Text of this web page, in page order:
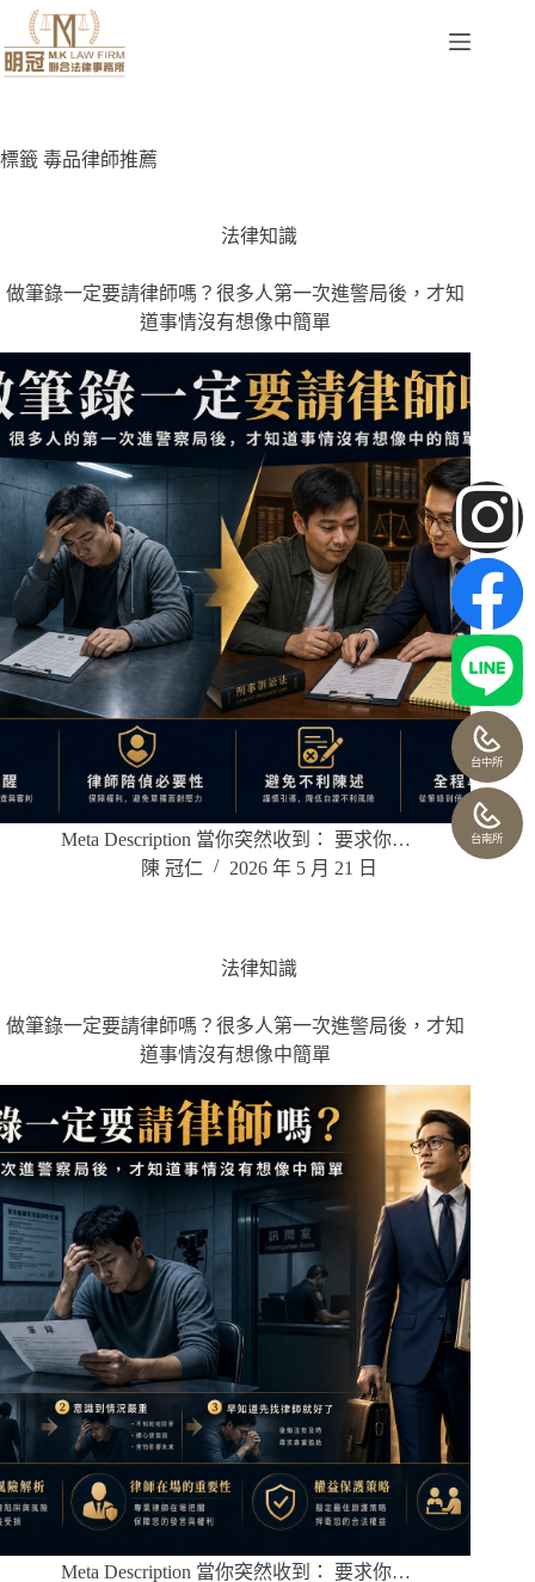
標籤 毒品律師推薦
法律知識
做筆錄一定要請律師嗎？很多人第一次進警局後，才知
道事情沒有想像中簡單
Meta Description 當你突然收到： 要求你…
陳 冠仁
2026 年 5 月 21 日
法律知識
做筆錄一定要請律師嗎？很多人第一次進警局後，才知
道事情沒有想像中簡單
Meta Description 當你突然收到： 要求你…
台中所
台南所